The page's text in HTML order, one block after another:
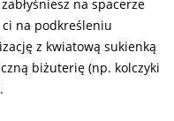
na spacerze
ci na podkreśleniu
z kwiatową sukienką
biżuterię (np. kolczyki